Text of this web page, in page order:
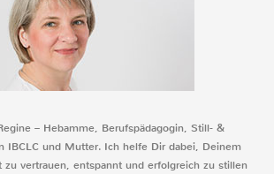
– Hebamme, Berufspädagogin, Still- &
IBCLC und Mutter. Ich helfe Dir dabei, Deinem
zu vertrauen, entspannt und erfolgreich zu stillen